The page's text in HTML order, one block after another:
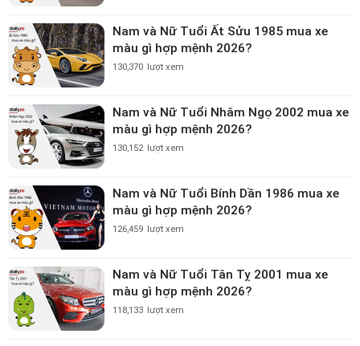
Nam và Nữ Tuổi Ất Sửu 1985 mua xe
màu gì hợp mệnh 2026?
130,370 lượt xem
Nam và Nữ Tuổi Nhâm Ngọ 2002 mua xe
màu gì hợp mệnh 2026?
130,152 lượt xem
Nam và Nữ Tuổi Bính Dần 1986 mua xe
màu gì hợp mệnh 2026?
126,459 lượt xem
Nam và Nữ Tuổi Tân Tỵ 2001 mua xe
màu gì hợp mệnh 2026?
118,133 lượt xem